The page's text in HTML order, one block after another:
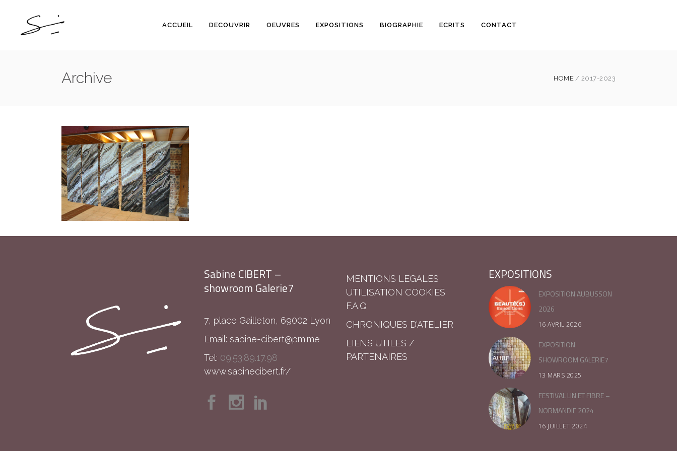
ACCUEIL DECOUVRIR OEUVRES EXPOSITIONS BIOGRAPHIE ECRITS CONTACT
Archive HOME 2017-2023
045_SAISONS : LA PEAU
DU MONDE 2
045_SAISONS/SERIES
Sabine CIBERT –
showroom Galerie7
7, place Gailleton, 69002 Lyon
Email: sabine-cibert@pm.me
Tel: 09.53.89.17.98
www.sabinecibert.fr/
MENTIONS LEGALES
UTILISATION COOKIES
F.A.Q
CHRONIQUES D’ATELIER
LIENS UTILES /
PARTENAIRES
EXPOSITIONS
EXPOSITION AUBUSSON
2026
16 AVRIL 2026
EXPOSITION
SHOWROOM GALERIE7
13 MARS 2025
FESTIVAL LIN ET FIBRE –
NORMANDIE 2024
16 JUILLET 2024